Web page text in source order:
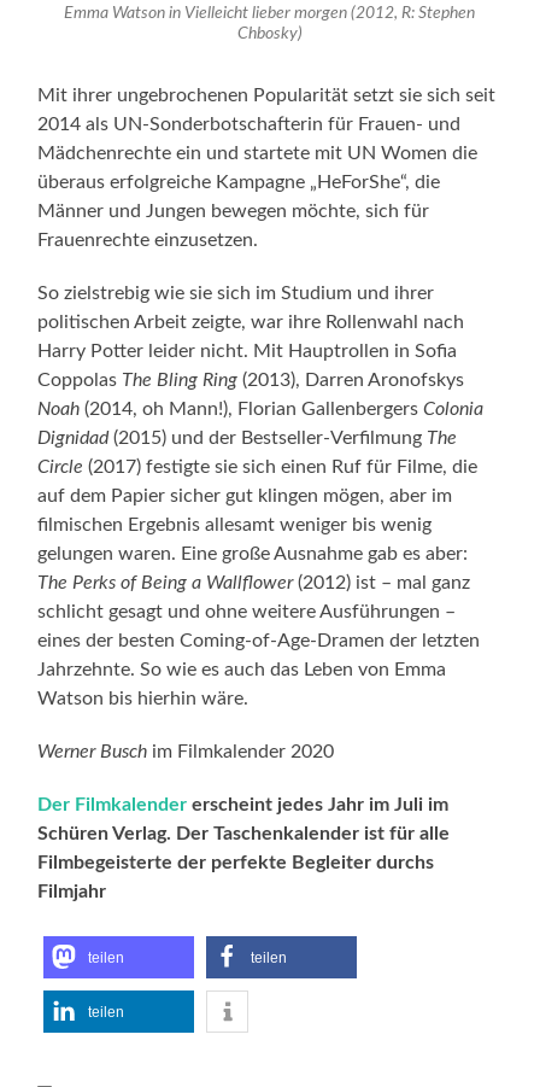
Emma Watson in Vielleicht lieber morgen (2012, R: Stephen
Chbosky)
Mit ihrer ungebrochenen Popularität setzt sie sich seit
2014 als UN-Sonderbotschafterin für Frauen- und
Mädchenrechte ein und startete mit UN Women die
überaus erfolgreiche Kampagne „HeForShe“, die
Männer und Jungen bewegen möchte, sich für
Frauenrechte einzusetzen.
So zielstrebig wie sie sich im Studium und ihrer
politischen Arbeit zeigte, war ihre Rollenwahl nach
Harry Potter leider nicht. Mit Hauptrollen in Sofia
Coppolas The Bling Ring (2013), Darren Aronofskys
Noah (2014, oh Mann!), Florian GallenbergersColonia
Dignidad(2015) und der Bestseller-Verfilmung The
Circle (2017) festigte sie sich einen Ruf für Filme, die
auf dem Papier sicher gut klingen mögen, aber im
filmischen Ergebnis allesamt weniger bis wenig
gelungen waren. Eine große Ausnahme gab es aber:
The Perks of Being a Wallflower(2012) ist – mal ganz
schlicht gesagt und ohne weitere Ausführungen –
eines der besten Coming-of-Age-Dramen der letzten
Jahrzehnte. So wie es auch das Leben von Emma
Watson bis hierhin wäre.
Werner Busch im Filmkalender 2020
Der Filmkalender erscheint jedes Jahr im Juli im
Schüren Verlag. Der Taschenkalender ist für alle
Filmbegeisterte der perfekte Begleiter durchs
Filmjahr
teilen teilen
teilen